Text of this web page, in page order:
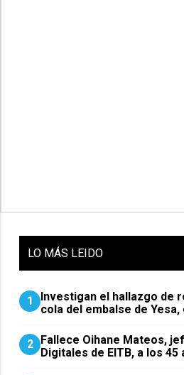
LO MÁS LEIDO
1
Investigan el hallazgo de
cola del embalse de
2 Fallece Oihane Mateos,
Digitales de EITB, a los 45